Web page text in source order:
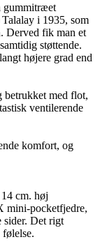
gummitræet
i 1935, som
Derved fik man et
støttende.
højere grad end
betrukket med flot,
ventilerende
komfort, og
cm. høj
mini-pocketfjedre,
sider. Det rigt